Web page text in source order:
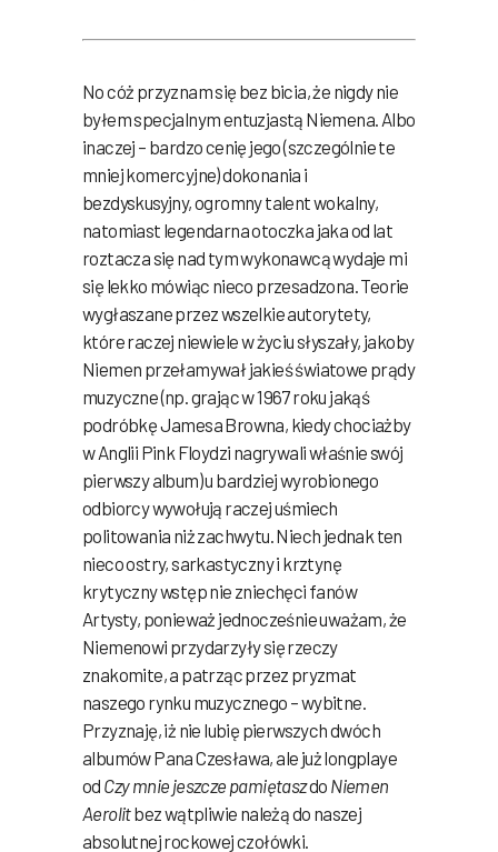
No cóż przyznam się bez bicia, że nigdy nie
byłem specjalnym entuzjastą Niemena. Albo
inaczej – bardzo cenię jego (szczególnie te
mniej komercyjne) dokonania i
bezdyskusyjny, ogromny talent wokalny,
natomiast legendarna otoczka jaka od lat
roztacza się nad tym wykonawcą wydaje mi
się lekko mówiąc nieco przesadzona. Teorie
wygłaszane przez wszelkie autorytety,
które raczej niewiele w życiu słyszały, jakoby
Niemen przełamywał jakieś światowe prądy
muzyczne (np. grając w 1967 roku jakąś
podróbkę Jamesa Browna, kiedy chociażby
w Anglii Pink Floydzi nagrywali właśnie swój
pierwszy album) u bardziej wyrobionego
odbiorcy wywołują raczej uśmiech
politowania niż zachwytu. Niech jednak ten
nieco ostry, sarkastyczny i krztynę
krytyczny wstęp nie zniechęci fanów
Artysty, ponieważ jednocześnie uważam, że
Niemenowi przydarzyły się rzeczy
znakomite, a patrząc przez pryzmat
naszego rynku muzycznego – wybitne.
Przyznaję, iż nie lubię pierwszych dwóch
albumów Pana Czesława, ale już longplaye
od Czy mnie jeszcze pamiętaszdo Niemen
Aerolitbez wątpliwie należą do naszej
absolutnej rockowej czołówki.